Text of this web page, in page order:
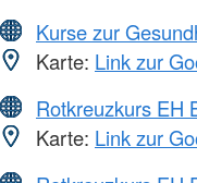
Kurse zur
Karte: Link zur
Rotkreuzkurs EH
Karte: Link zur